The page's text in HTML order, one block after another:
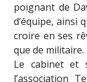
poignant de
d’équipe, ainsi
croire en ses
que de militaire.
Le cabinet et
l’association